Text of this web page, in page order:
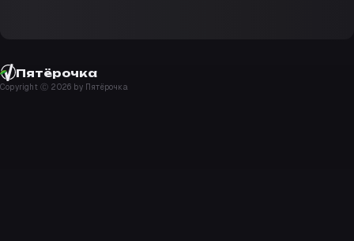
Пятёрочка
Copyright Ⓒ 2026 by Пятёрочка